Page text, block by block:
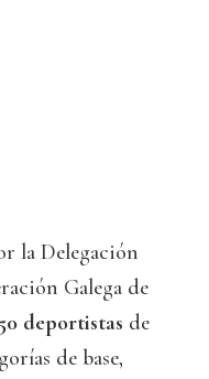
la Delegación
Galega de
deportistas de
de base,